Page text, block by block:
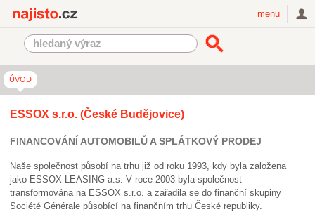
menu
ÚVOD
ESSOX s.r.o. (České Budějovice)
FINANCOVÁNÍ AUTOMOBILŮ A SPLÁTKOVÝ PRODEJ
Naše společnost působí na trhu již od roku 1993, kdy byla založena
jako ESSOX LEASING a.s. V roce 2003 byla společnost
transformována na ESSOX s.r.o. a zařadila se do finanční skupiny
Société Générale působící na finančním trhu České republiky.